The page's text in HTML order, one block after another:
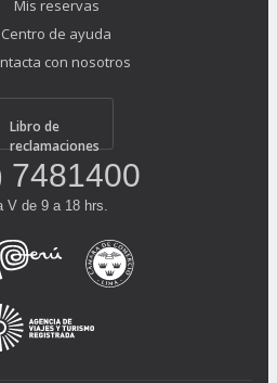
Mis reservas
Centro de ayuda
con nosotros
Libro de
reclamaciones
7481400
V de 9 a 18 hrs.